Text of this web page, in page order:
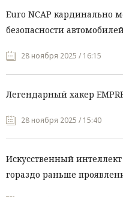
Euro NCAP кардинально
безопасности
28 ноября 2025 / 16:15
Легендарный хакер
28 ноября 2025 / 15:40
Искусственный
гораздо раньше